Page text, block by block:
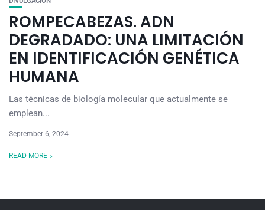
ROMPECABEZAS. ADN
DEGRADADO: UNA LIMITACIÓN
EN IDENTIFICACIÓN GENÉTICA
HUMANA
Las técnicas de biología molecular que actualmente se
emplean...
September 6, 2024
READ MORE